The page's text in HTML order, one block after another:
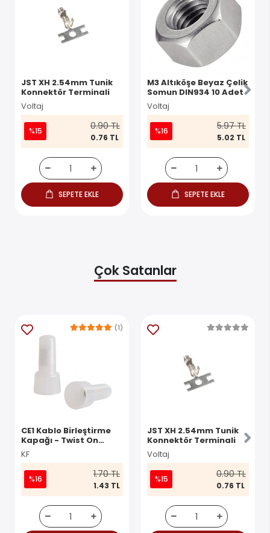
JST XH 2.54mm Tunik
Konnektör Terminali
Voltaj
%15 0.90 TL
0.76 TL
SEPETE EKLE
M3 Altıköşe Beyaz Çelik
Somun DIN934 10 Adet
Voltaj
%16 5.97 TL
5.02 TL
SEPETE EKLE
Çok Satanlar
CE1 Kablo Birleştirme
Kapağı - Twist On
Konnektör
KF
(1)
%16 1.70 TL
1.43 TL
JST XH 2.54mm Tunik
Konnektör Terminali
Voltaj
%15 0.90 TL
0.76 TL